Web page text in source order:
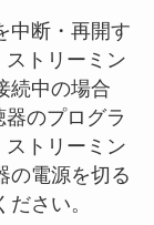
中断・再開す
ストリーミン
続中の場合
のプログラ
ストリーミン
の電源を切る
さい。